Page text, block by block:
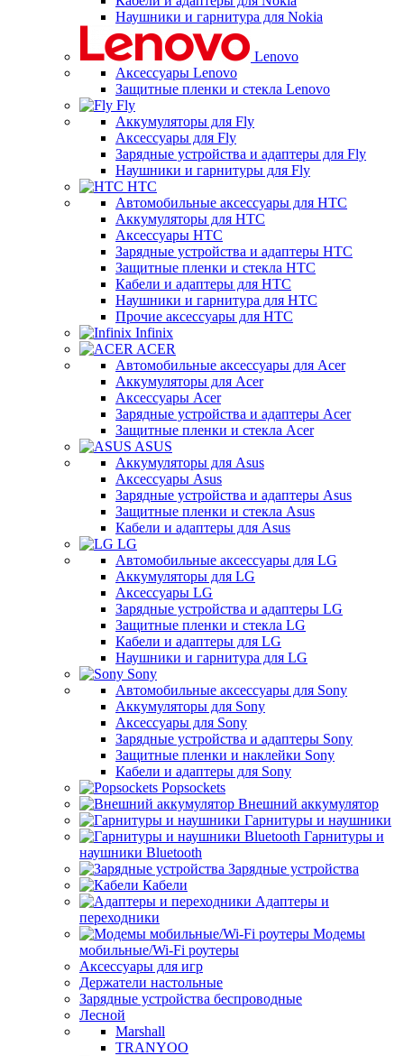
Наушники и гарнитура для Nokia
Lenovo
Аксессуары Lenovo
Защитные пленки и стекла Lenovo
Fly
Аккумуляторы для Fly
Аксессуары для Fly
Зарядные устройства и адаптеры для Fly
Наушники и гарнитуры для Fly
HTC
Автомобильные аксессуары для HTC
Аккумуляторы для HTC
Аксессуары HTC
Зарядные устройства и адаптеры HTC
Защитные пленки и стекла HTC
Кабели и адаптеры для HTC
Наушники и гарнитура для HTC
Прочие аксессуары для HTC
Infinix
ACER
Автомобильные аксессуары для Acer
Аккумуляторы для Acer
Аксессуары Acer
Зарядные устройства и адаптеры Acer
Защитные пленки и стекла Acer
ASUS
Аккумуляторы для Asus
Аксессуары Asus
Зарядные устройства и адаптеры Asus
Защитные пленки и стекла Asus
Кабели и адаптеры для Asus
LG
Автомобильные аксессуары для LG
Аккумуляторы для LG
Аксессуары LG
Зарядные устройства и адаптеры LG
Защитные пленки и стекла LG
Кабели и адаптеры для LG
Наушники и гарнитура для LG
Sony
Автомобильные аксессуары для Sony
Аккумуляторы для Sony
Аксессуары для Sony
Зарядные устройства и адаптеры Sony
Защитные пленки и наклейки Sony
Кабели и адаптеры для Sony
Popsockets
Внешний аккумулятор
Гарнитуры и наушники
Гарнитуры и
наушники Bluetooth
Зарядные устройства
Кабели
Адаптеры и
переходники
Модемы
мобильные/Wi-Fi роутеры
Аксессуары для игр
Держатели настольные
Зарядные устройства беспроводные
Лесной
Marshall
TRANYOO